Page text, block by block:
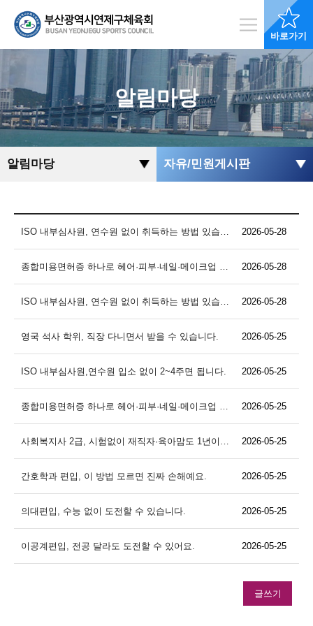
바로가기
알림마당
알림마당 자유/민원게시판
ISO 내부심사원, 연수원 없이 취득하는 방법 있습니다. 2026-05-28
종합미용면허증 하나로 헤어·피부·네일·메이크업 시술 창업 가능합니다. 2026-05-28
ISO 내부심사원, 연수원 없이 취득하는 방법 있습니다. 2026-05-28
영국 석사 학위, 직장 다니면서 받을 수 있습니다. 2026-05-25
ISO 내부심사원,연수원 입소 없이 2~4주면 됩니다. 2026-05-25
종합미용면허증 하나로 헤어·피부·네일·메이크업 끝냅니다. 2026-05-25
사회복지사 2급, 시험없이 재직자·육아맘도 1년이면 됩니다. 2026-05-25
간호학과 편입, 이 방법 모르면 진짜 손해예요. 2026-05-25
의대편입, 수능 없이 도전할 수 있습니다. 2026-05-25
이공계편입, 전공 달라도 도전할 수 있어요. 2026-05-25
글쓰기